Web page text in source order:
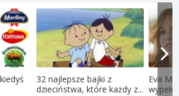
32 najlepsze bajki z
dzieciństwa, które każdy z...
Eva